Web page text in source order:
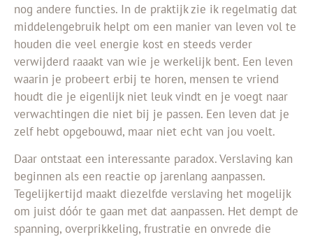
nog andere functies. In de praktijk zie ik regelmatig dat
middelengebruik helpt om een manier van leven vol te
houden die veel energie kost en steeds verder
verwijderd raaakt van wie je werkelijk bent. Een leven
waarin je probeert erbij te horen, mensen te vriend
houdt die je eigenlijk niet leuk vindt en je voegt naar
verwachtingen die niet bij je passen. Een leven dat je
zelf hebt opgebouwd, maar niet echt van jou voelt.
Daar ontstaat een interessante paradox. Verslaving kan
beginnen als een reactie op jarenlang aanpassen.
Tegelijkertijd maakt diezelfde verslaving het mogelijk
om juist dóór te gaan met dat aanpassen. Het dempt de
spanning, overprikkeling, frustratie en onvrede die